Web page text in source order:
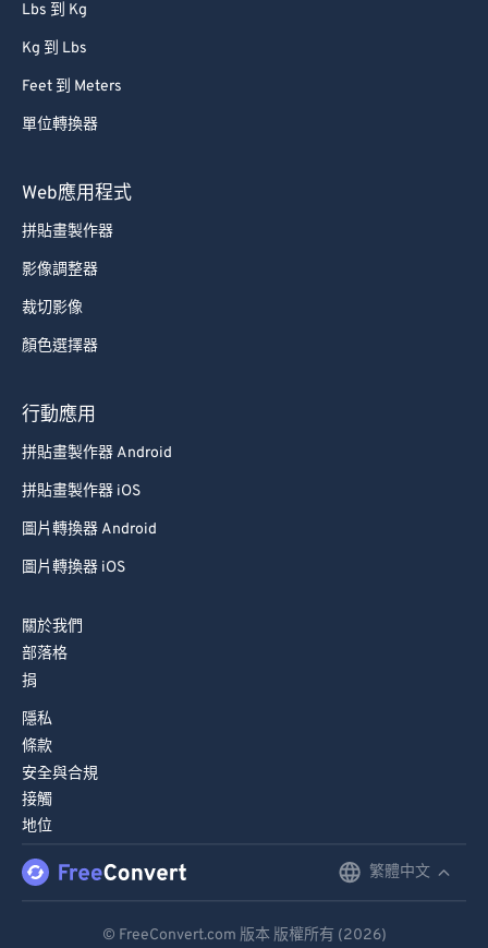
Lbs 到 Kg
Kg 到 Lbs
Feet 到 Meters
單位轉換器
Web應用程式
拼貼畫製作器
影像調整器
裁切影像
顏色選擇器
行動應用
拼貼畫製作器 Android
拼貼畫製作器 iOS
圖片轉換器 Android
圖片轉換器 iOS
關於我們
部落格
捐
隱私
條款
安全與合規
接觸
地位
繁體中文
© FreeConvert.com 版本 版權所有 (2026)